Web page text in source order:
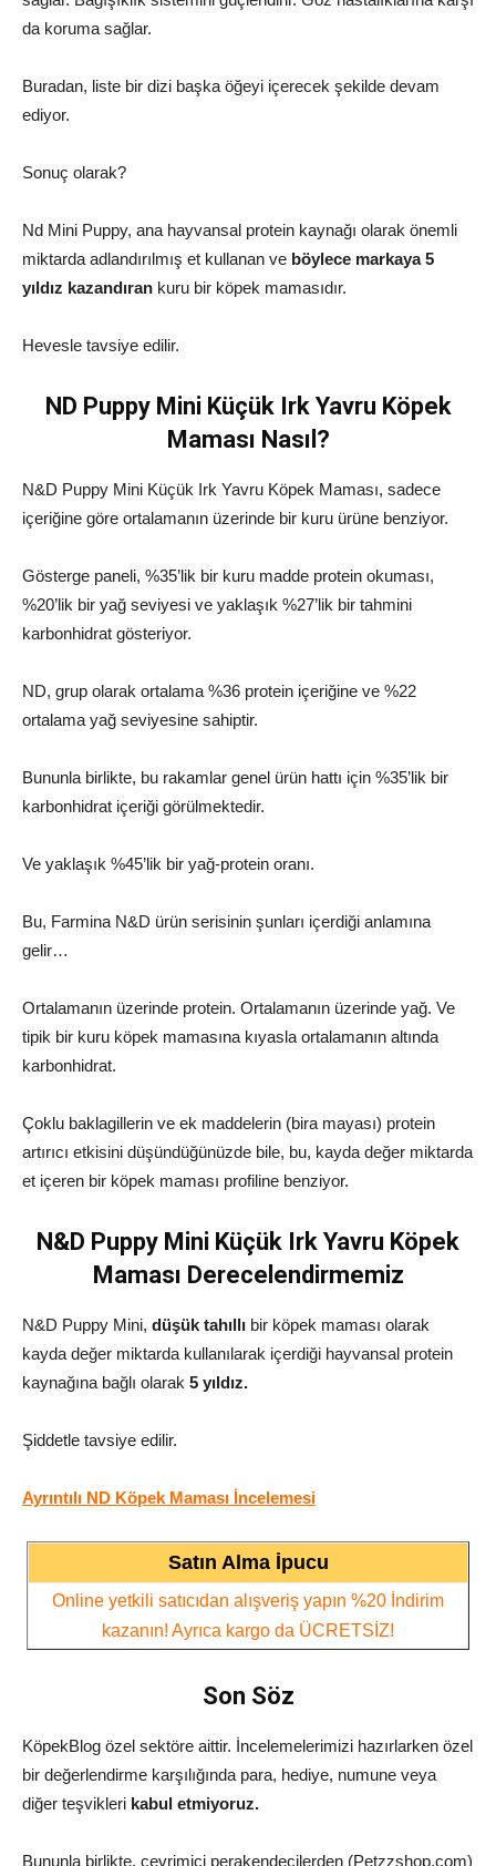
da koruma sağlar.
Buradan, liste bir dizi başka öğeyi içerecek şekilde devam
ediyor.
Sonuç olarak?
Nd Mini Puppy, ana hayvansal protein kaynağı olarak önemli
miktarda adlandırılmış et kullanan ve böylece markaya 5
yıldız kazandıran kuru bir köpek mamasıdır.
Hevesle tavsiye edilir.
ND Puppy Mini Küçük Irk Yavru Köpek
Maması Nasıl?
N&D Puppy Mini Küçük Irk Yavru Köpek Maması, sadece
içeriğine göre ortalamanın üzerinde bir kuru ürüne benziyor.
Gösterge paneli, %35’lik bir kuru madde protein okuması,
%20’lik bir yağ seviyesi ve yaklaşık %27’lik bir tahmini
karbonhidrat gösteriyor.
ND, grup olarak ortalama %36 protein içeriğine ve %22
ortalama yağ seviyesine sahiptir.
Bununla birlikte, bu rakamlar genel ürün hattı için %35’lik bir
karbonhidrat içeriği görülmektedir.
Ve yaklaşık %45’lik bir yağ-protein oranı.
Bu, Farmina N&D ürün serisinin şunları içerdiği anlamına
gelir…
Ortalamanın üzerinde protein. Ortalamanın üzerinde yağ. Ve
tipik bir kuru köpek mamasına kıyasla ortalamanın altında
karbonhidrat.
Çoklu baklagillerin ve ek maddelerin (bira mayası) protein
artırıcı etkisini düşündüğünüzde bile, bu, kayda değer miktarda
et içeren bir köpek maması profiline benziyor.
N&D Puppy Mini Küçük Irk Yavru Köpek
Maması Derecelendirmemiz
N&D Puppy Mini, düşük tahıllı bir köpek maması olarak
kayda değer miktarda kullanılarak içerdiği hayvansal protein
kaynağına bağlı olarak 5 yıldız.
Şiddetle tavsiye edilir.
Ayrıntılı ND Köpek Maması İncelemesi
Satın Alma İpucu
Online yetkili satıcıdan alışveriş yapın %20 İndirim
kazanın! Ayrıca kargo da ÜCRETSİZ!
Son Söz
KöpekBlog özel sektöre aittir. İncelemelerimizi hazırlarken özel
bir değerlendirme karşılığında para, hediye, numune veya
diğer teşvikleri kabul etmiyoruz.
Bununla birlikte, çevrimiçi perakendecilerden (Petzzshop.com)